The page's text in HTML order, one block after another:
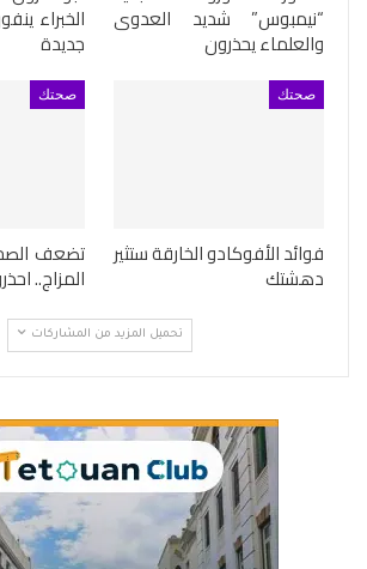
“نيمبوس” شديد العدوى
والعلماء يحذرون
الخبراء
جديدة
صحتك
فوائد الأفوكادو الخارقة ستثير
دهشتك
صحتك
تضعف
المزاج..
تحميل المزيد من المشاركات